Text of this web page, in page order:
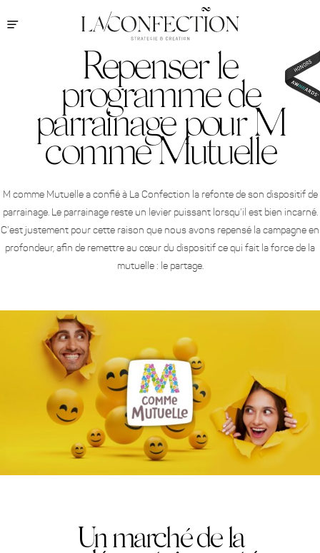
Repenser le
programme de
parrainage pour M
comme Mutuelle
M comme Mutuelle a confié à La Confection la refonte de son dispositif de
parrainage. Le parrainage reste un levier puissant lorsqu’il est bien incarné.
C’est justement pour cette raison que nous avons repensé la campagne en
profondeur, afin de remettre au cœur du dispositif ce qui fait la force de la
mutuelle : le partage.
Un marché de la